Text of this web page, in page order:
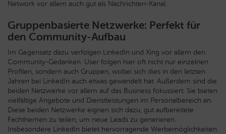
Network vor allem auch gut als Nachrichten-Kanal.
Gruppenbasierte Netzwerke: Perfekt für
den Community-Aufbau
Im Gegensatz dazu verfolgen LinkedIn und Xing vor allem den
Community-Gedanken. User folgen hier oft nicht nur einzelnen
Profilen, sondern auch Gruppen, wobei sich dies in den letzten
Jahren bei LinkedIn auch etwas gewandelt hat. Außerdem sind die
beiden Netzwerke vor allem auf das Business fokussiert. Sie bieten
vielfältige Angebote und Dienstleistungen im Personalbereich an.
Diese beiden Netzwerke eignen sich dazu, gut aufbereitete
Fachthemen zu teilen, um neue Leads zu generieren.
Insbesondere LinkedIn bietet hervorragende Werbemöglichkeiten